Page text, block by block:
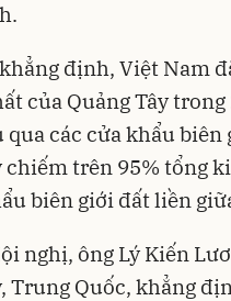
định, Việt Nam
của Quảng Tây
qua các cửa khẩu
chiếm trên 95% tổng
biên giới đất liền
nghị, ông Lý Kiến
Trung Quốc, khẳng